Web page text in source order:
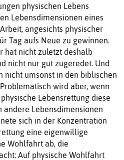
physischen Lebens
Lebensdimensionen eines
angesichts physischer
Tag aufs Neue zu gewinnen.
hat nicht zuletzt deshalb
nicht nur gut zugeredet. Und
nicht umsonst in den biblischen
wird aber, wenn
Lebensrettung diese
Lebensdimensionen
sich in der Konzentration
eine eigenwillige
Wohlfahrt ab, die
Auf physische Wohlfahrt